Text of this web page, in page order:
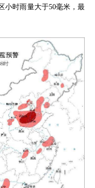
小时雨量大于50毫米，最